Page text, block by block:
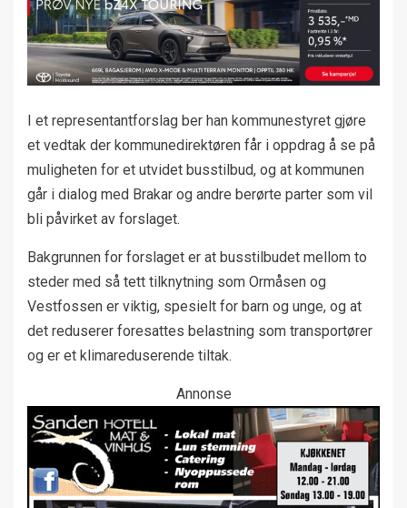
I et representantforslag ber han kommunestyret gjøre
et vedtak der kommunedirektøren får i oppdrag å se på
muligheten for et utvidet busstilbud, og at kommunen
går i dialog med Brakar og andre berørte parter som vil
bli påvirket av forslaget.
Bakgrunnen for forslaget er at busstilbudet mellom to
steder med så tett tilknytning som Ormåsen og
Vestfossen er viktig, spesielt for barn og unge, og at
det reduserer foresattes belastning som transportører
og er et klimareduserende tiltak.
Annonse